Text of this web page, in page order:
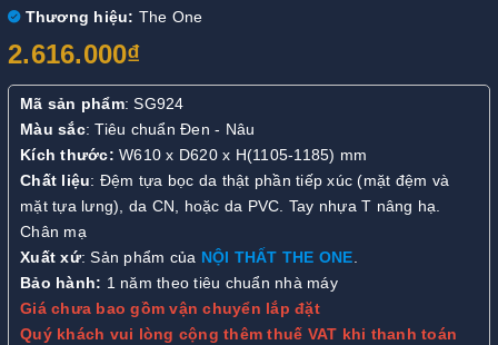
Thương hiệu: The One
2.616.000₫
Mã sản phẩm: SG924
Màu sắc: Tiêu chuẩn Đen - Nâu
Kích thước: W610 x D620 x H(1105-1185) mm
Chất liệu: Đệm tựa bọc da thật phần tiếp xúc (mặt đệm và
mặt tựa lưng), da CN, hoặc da PVC. Tay nhựa T nâng hạ.
Chân mạ
Xuất xứ: Sản phẩm của NỘI THẤT THE ONE.
Bảo hành: 1 năm theo tiêu chuẩn nhà máy
Giá chưa bao gồm vận chuyển lắp đặt
Quý khách vui lòng cộng thêm thuế VAT khi thanh toán